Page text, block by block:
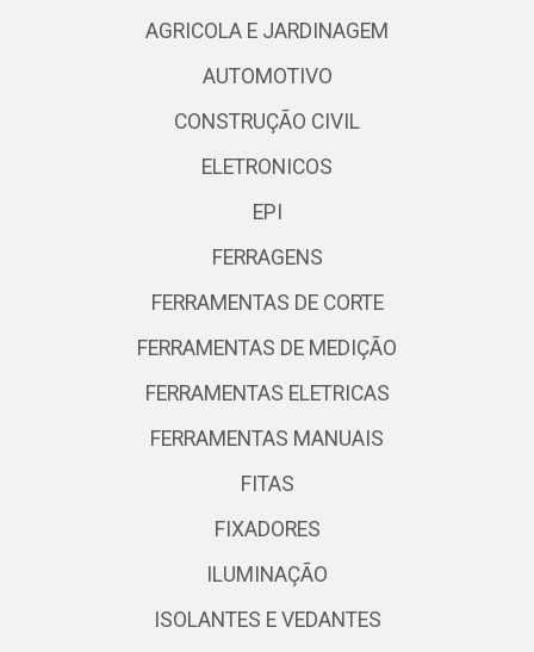
AGRICOLA E JARDINAGEM
AUTOMOTIVO
CONSTRUÇÃO CIVIL
ELETRONICOS
EPI
FERRAGENS
FERRAMENTAS DE CORTE
FERRAMENTAS DE MEDIÇÃO
FERRAMENTAS ELETRICAS
FERRAMENTAS MANUAIS
FITAS
FIXADORES
ILUMINAÇÃO
ISOLANTES E VEDANTES